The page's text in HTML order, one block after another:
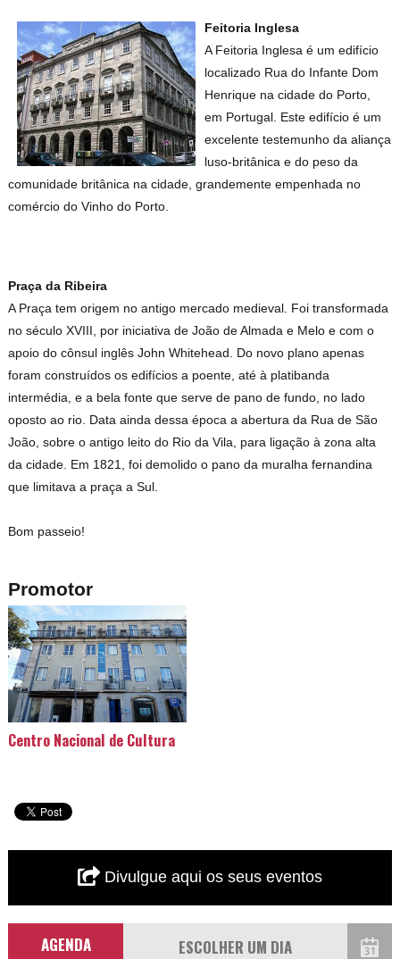
Feitoria Inglesa
A Feitoria Inglesa é um edifício
localizado Rua do Infante Dom
Henrique na cidade do Porto,
em Portugal. Este edifício é um
excelente testemunho da aliança
luso-britânica e do peso da
comunidade britânica na cidade, grandemente empenhada no
comércio do Vinho do Porto.
Praça da Ribeira
A Praça tem origem no antigo mercado medieval. Foi transformada
no século XVIII, por iniciativa de João de Almada e Melo e com o
apoio do cônsul inglês John Whitehead. Do novo plano apenas
foram construídos os edifícios a poente, até à platibanda
intermédia, e a bela fonte que serve de pano de fundo, no lado
oposto ao rio. Data ainda dessa época a abertura da Rua de São
João, sobre o antigo leito do Rio da Vila, para ligação à zona alta
da cidade. Em 1821, foi demolido o pano da muralha fernandina
que limitava a praça a Sul.
Bom passeio!
Promotor
Centro Nacional de Cultura
Divulgue aqui os seus eventos
AGENDA